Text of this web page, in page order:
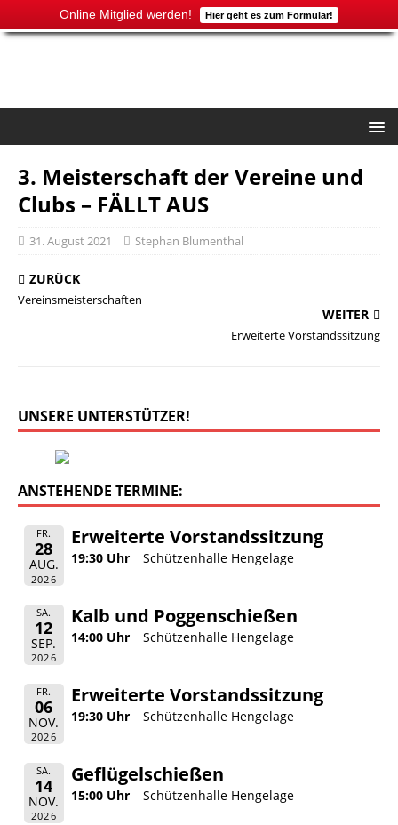
Online Mitglied werden! Hier geht es zum Formular!
3. Meisterschaft der Vereine und
Clubs – FÄLLT AUS
31. August 2021 Stephan Blumenthal
ZURÜCK
Vereinsmeisterschaften
WEITER
Erweiterte Vorstandssitzung
UNSERE UNTERSTÜTZER!
ANSTEHENDE TERMINE:
FR.
28
AUG.
2026
Erweiterte Vorstandssitzung
19:30 Uhr Schützenhalle Hengelage
SA.
12
SEP.
2026
Kalb und Poggenschießen
14:00 Uhr Schützenhalle Hengelage
FR.
06
NOV.
2026
Erweiterte Vorstandssitzung
19:30 Uhr Schützenhalle Hengelage
SA.
14
NOV.
2026
Geflügelschießen
15:00 Uhr Schützenhalle Hengelage